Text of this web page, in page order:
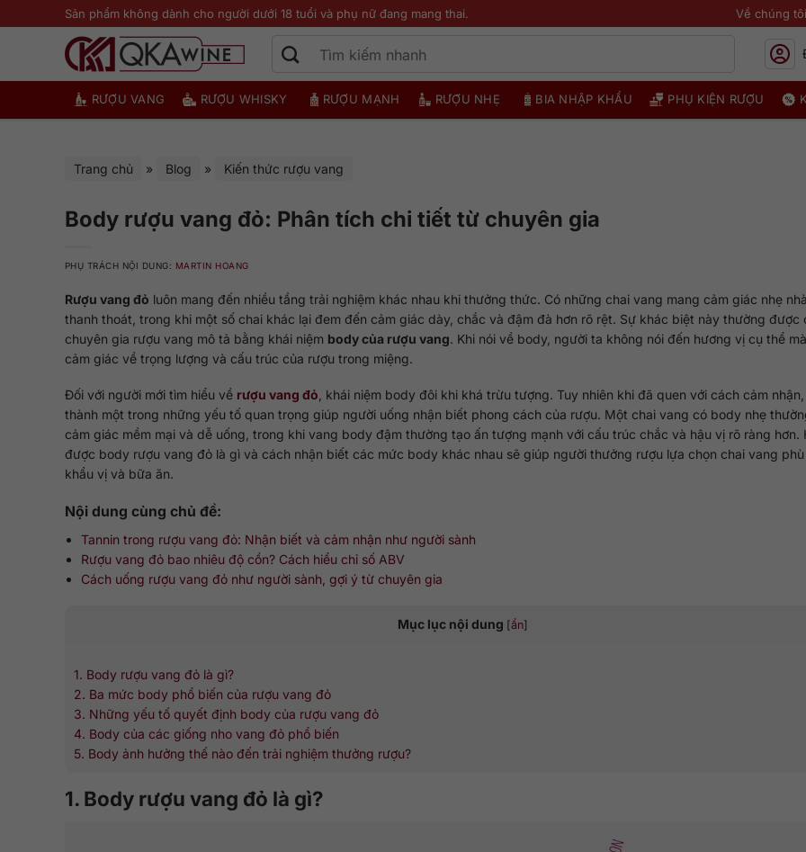
qua
Sản phẩm không dành cho người dưới 18 tuổi và phụ nữ đang mang thai. Về chúng tôi
RƯỢU VANG RƯỢU WHISKY RƯỢU MẠNH RƯỢU NHẸ BIA NHẬP KHẨU PHỤ KIỆN RƯỢU
Trang chủ » Blog » Kiến thức rượu vang
Body rượu vang đỏ: Phân tích chi tiết từ chuyên gia
PHỤ TRÁCH NỘI DUNG: MARTIN HOANG
Rượu vang đỏ luôn mang đến nhiều tầng trải nghiệm khác nhau khi thưởng thức. Có những chai vang mang cảm giác nhẹ
thanh thoát, trong khi một số chai khác lại đem đến cảm giác dày, chắc và đậm đà hơn rõ rệt. Sự khác biệt này thường được
chuyên gia rượu vang mô tả bằng khái niệm body của rượu vang. Khi nói về body, người ta không nói đến hương vị cụ thể
cảm giác về trọng lượng và cấu trúc của rượu trong miệng.
Đối với người mới tìm hiểu về rượu vang đỏ , khái niệm body đôi khi khá trừu tượng. Tuy nhiên khi đã quen với cách cảm
thành một trong những yếu tố quan trọng giúp người uống nhận biết phong cách của rượu. Một chai vang có body nhẹ
cảm giác mềm mại và dễ uống, trong khi vang body đậm thường tạo ấn tượng mạnh với cấu trúc chắc và hậu vị rõ ràng hơn.
được body rượu vang đỏ là gì và cách nhận biết các mức body khác nhau sẽ giúp người thưởng rượu lựa chọn chai vang
khẩu vị và bữa ăn.
Nội dung cùng chủ đề:
Tannin trong rượu vang đỏ: Nhận biết và cảm nhận như người sành
Rượu vang đỏ bao nhiêu độ cồn? Cách hiểu chỉ số ABV
Cách uống rượu vang đỏ như người sành, gợi ý từ chuyên gia
Mục lục nội dung [ẩn]
1. Body rượu vang đỏ là gì?
2. Ba mức body phổ biến của rượu vang đỏ
3. Những yếu tố quyết định body của rượu vang đỏ
4. Body của các giống nho vang đỏ phổ biến
5. Body ảnh hưởng thế nào đến trải nghiệm thưởng rượu?
1. Body rượu vang đỏ là gì?